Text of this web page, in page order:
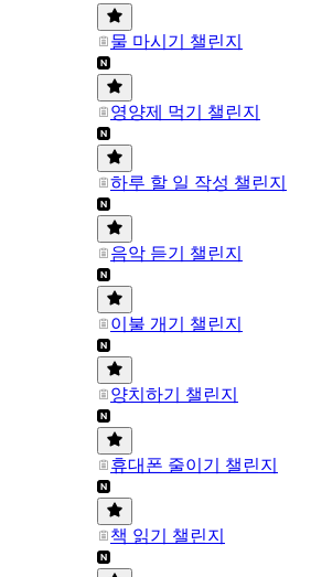
물 마시기 챌린지
영양제 먹기 챌린지
하루 할 일 작성 챌린지
음악 듣기 챌린지
이불 개기 챌린지
양치하기 챌린지
휴대폰 줄이기 챌린지
책 읽기 챌린지